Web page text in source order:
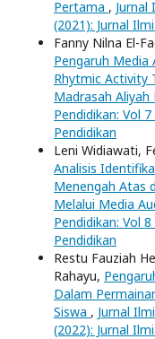
Pertama , Jurnal
(2021): Jurnal
Fanny Nilna El-
Pengaruh Media
Rhytmic Activity
Madrasah Aliyah
Pendidikan: Vol
Pendidikan
Leni Widiawati,
Analisis
Menengah Atas
Melalui Media
Pendidikan: Vol
Pendidikan
Restu Fauziah
Rahayu,
Dalam
Siswa , Jurnal
(2022): Jurnal